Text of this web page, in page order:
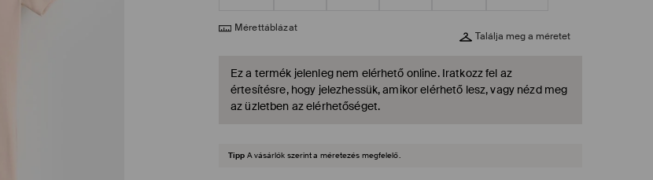
Mérettáblázat
Találja meg a méretet
Ez a termék jelenleg nem elérhető online. Iratkozz fel az
értesítésre, hogy jelezhessük, amikor elérhető lesz, vagy nézd meg
az üzletben az elérhetőséget.
Tipp A vásárlók szerint a méretezés megfelelő.